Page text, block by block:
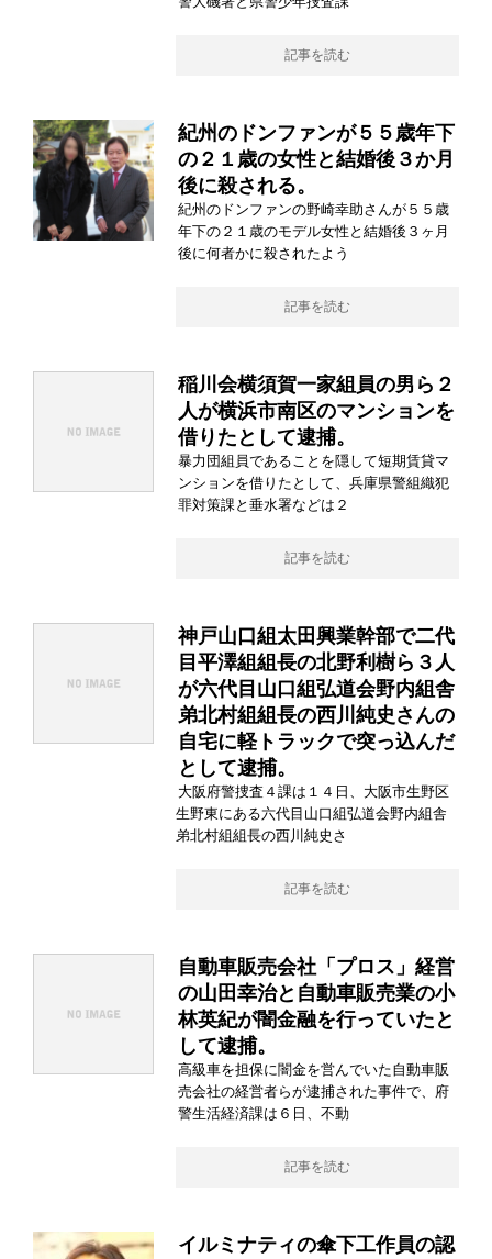
記事を読む
紀州のドンファンが５５歳年下
の２１歳の女性と結婚後３か月
後に殺される。
紀州のドンファンの野崎幸助さんが５５歳
年下の２１歳のモデル女性と結婚後３ヶ月
後に何者かに殺されたよう
記事を読む
稲川会横須賀一家組員の男ら２
人が横浜市南区のマンションを
借りたとして逮捕。
暴力団組員であることを隠して短期賃貸マ
ンションを借りたとして、兵庫県警組織犯
罪対策課と垂水署などは２
記事を読む
神戸山口組太田興業幹部で二代
目平澤組組長の北野利樹ら３人
が六代目山口組弘道会野内組舎
弟北村組組長の西川純史さんの
自宅に軽トラックで突っ込んだ
として逮捕。
大阪府警捜査４課は１４日、大阪市生野区
生野東にある六代目山口組弘道会野内組舎
弟北村組組長の西川純史さ
記事を読む
自動車販売会社「プロス」経営
の山田幸治と自動車販売業の小
林英紀が闇金融を行っていたと
して逮捕。
高級車を担保に闇金を営んでいた自動車販
売会社の経営者らが逮捕された事件で、府
警生活経済課は６日、不動
記事を読む
イルミナティの傘下工作員の認